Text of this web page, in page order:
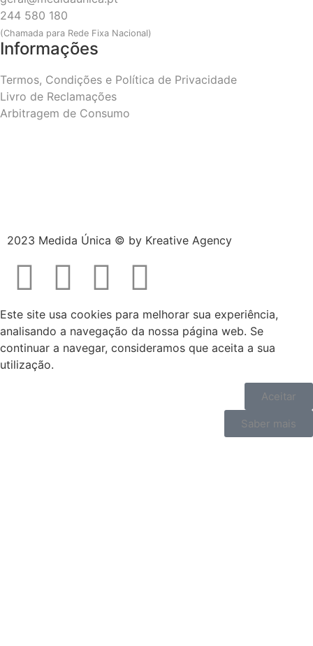
244 580 180
(Chamada para Rede Fixa Nacional)
Informações
Termos, Condições e Política de Privacidade
Livro de Reclamações
Arbitragem de Consumo
2023 Medida Única © by Kreative Agency
Este site usa cookies para melhorar sua experiência,
analisando a navegação da nossa página web. Se
continuar a navegar, consideramos que aceita a sua
utilização.
Aceitar
Saber mais